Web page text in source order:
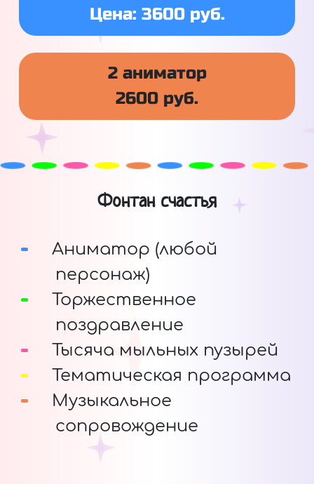
Цена: 3600 руб.
2 аниматор
2600 руб.
Фонтан счастья
Аниматор (любой
персонаж)
Торжественное
поздравление
Тысяча мыльных пузырей
Тематическая программа
Музыкальное
сопровождение